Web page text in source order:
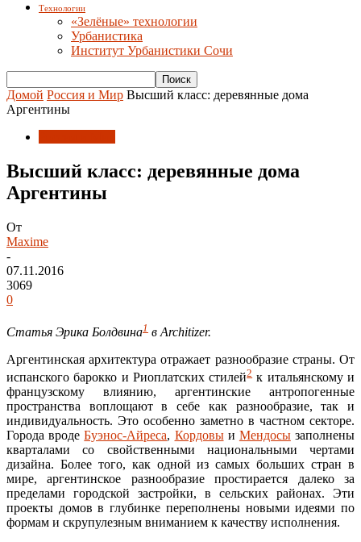
Технологии
«Зелёные» технологии
Урбанистика
Институт Урбанистики Сочи
Домой Россия и Мир Высший класс: деревянные дома
Аргентины
Высший класс: деревянные дома
Аргентины
От
Maxime
-
07.11.2016
3069
0
Статья Эрика Болдвина1 в Architizer.
Аргентинская архитектура отражает разнообразие страны. От
испанского барокко и Риоплатских стилей2к итальянскому и
французскому влиянию, аргентинские антропогенные
пространства воплощают в себе как разнообразие, так и
индивидуальность. Это особенно заметно в частном секторе.
Города вродеБуэнос-Айреса, Кордовыи Мендосызаполнены
кварталами со свойственными национальными чертами
дизайна. Более того, как одной из самых больших стран в
мире, аргентинское разнообразие простирается далеко за
пределами городской застройки, в сельских районах. Эти
проекты домов в глубинке переполнены новыми идеями по
формам и скрупулезным вниманием к качеству исполнения.